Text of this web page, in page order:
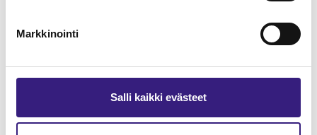
Markkinointi
Salli kaikki evästeet